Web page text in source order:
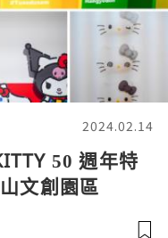
2024.02.14
50 週年特
文創園區